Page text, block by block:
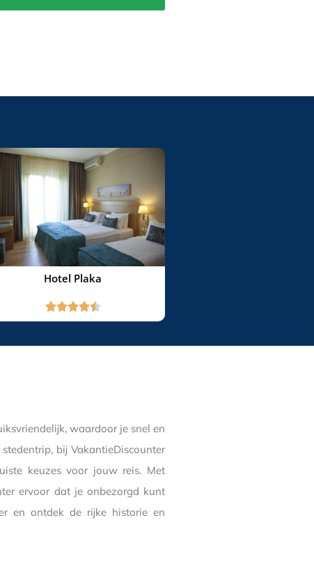
Hotel Plaka

waardoor je snel en
bij VakantieDiscounter
keuzes voor jouw reis. Met
ervoor dat je onbezorgd kunt
en ontdek de rijke historie en